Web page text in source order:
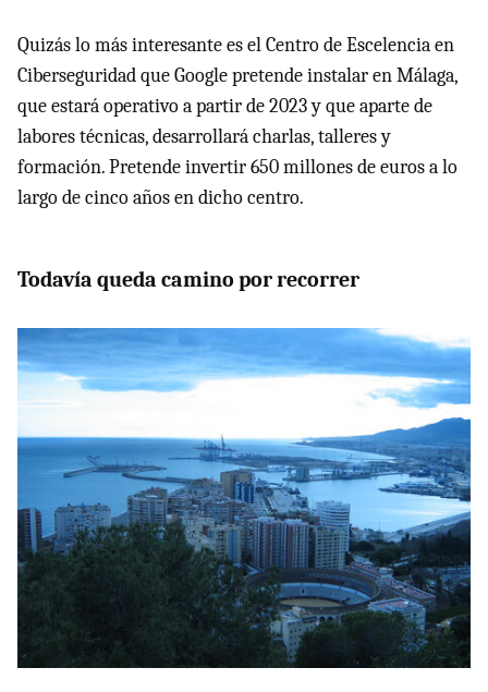
Quizás lo más interesante es el Centro de Escelencia en
Ciberseguridad que Google pretende instalar en Málaga,
que estará operativo a partir de 2023 y que aparte de
labores técnicas, desarrollará charlas, talleres y
formación. Pretende invertir 650 millones de euros a lo
largo de cinco años en dicho centro.
Todavía queda camino por recorrer